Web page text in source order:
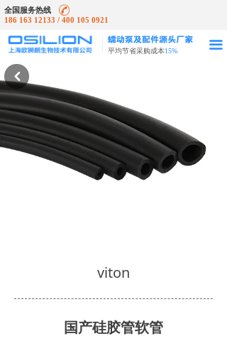
끀
平均节省采购成本15%
全国服务热线
186 163 12133 / 400 105 0921
viton
国产硅胶管软管
낒